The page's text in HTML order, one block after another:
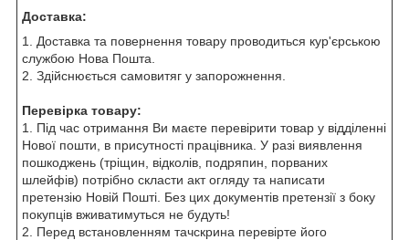
Доставка:
1. Доставка та повернення товару проводиться кур'єрською
службою Нова Пошта.
2. Здійснюється самовитяг у запорожнення.
Перевірка товару:
1. Під час отримання Ви маєте перевірити товар у відділенні
Нової пошти, в присутності працівника. У разі виявлення
пошкоджень (тріщин, відколів, подряпин, порваних
шлейфів) потрібно скласти акт огляду та написати
претензію Новій Пошті. Без цих документів претензії з боку
покупців вживатимуться не будуть!
2. Перед встановленням тачскрина перевірте його